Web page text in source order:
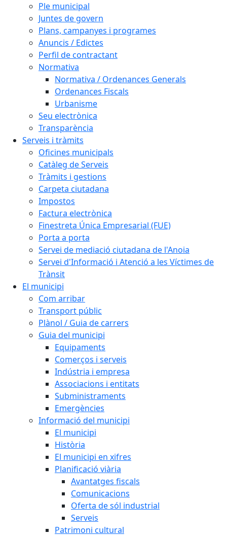
Ple municipal
Juntes de govern
Plans, campanyes i programes
Anuncis / Edictes
Perfil de contractant
Normativa
Normativa / Ordenances Generals
Ordenances Fiscals
Urbanisme
Seu electrònica
Transparència
Serveis i tràmits
Oficines municipals
Catàleg de Serveis
Tràmits i gestions
Carpeta ciutadana
Impostos
Factura electrònica
Finestreta Única Empresarial (FUE)
Porta a porta
Servei de mediació ciutadana de l'Anoia
Servei d'Informació i Atenció a les Víctimes de
Trànsit
El municipi
Com arribar
Transport públic
Plànol / Guia de carrers
Guia del municipi
Equipaments
Comerços i serveis
Indústria i empresa
Associacions i entitats
Subministraments
Emergències
Informació del municipi
El municipi
Història
El municipi en xifres
Planificació viària
Avantatges fiscals
Comunicacions
Oferta de sól industrial
Serveis
Patrimoni cultural